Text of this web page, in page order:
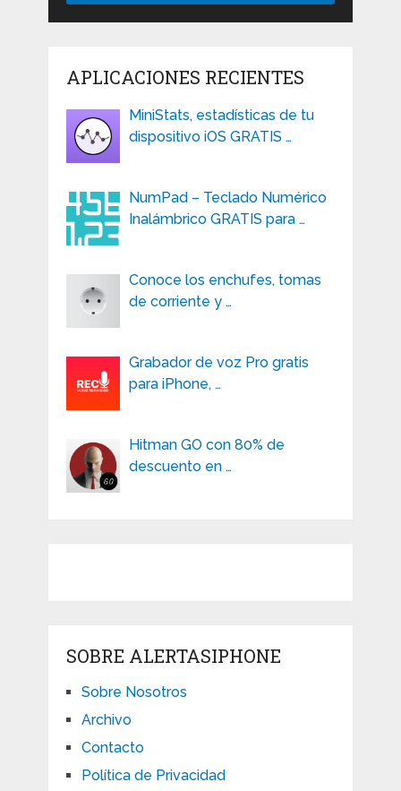
APLICACIONES RECIENTES
MiniStats, estadísticas de tu
dispositivo iOS GRATIS …
NumPad – Teclado Numérico
Inalámbrico GRATIS para …
Conoce los enchufes, tomas
de corriente y …
Grabador de voz Pro gratis
para iPhone, …
Hitman GO con 80% de
descuento en …
SOBRE ALERTASIPHONE
Sobre Nosotros
Archivo
Contacto
Política de Privacidad